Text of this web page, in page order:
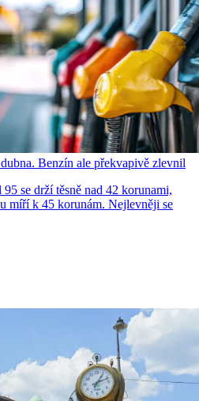
Benzín ale překvapivě zlevnil
se drží těsně nad 42 korunami,
míří k 45 korunám. Nejlevněji se